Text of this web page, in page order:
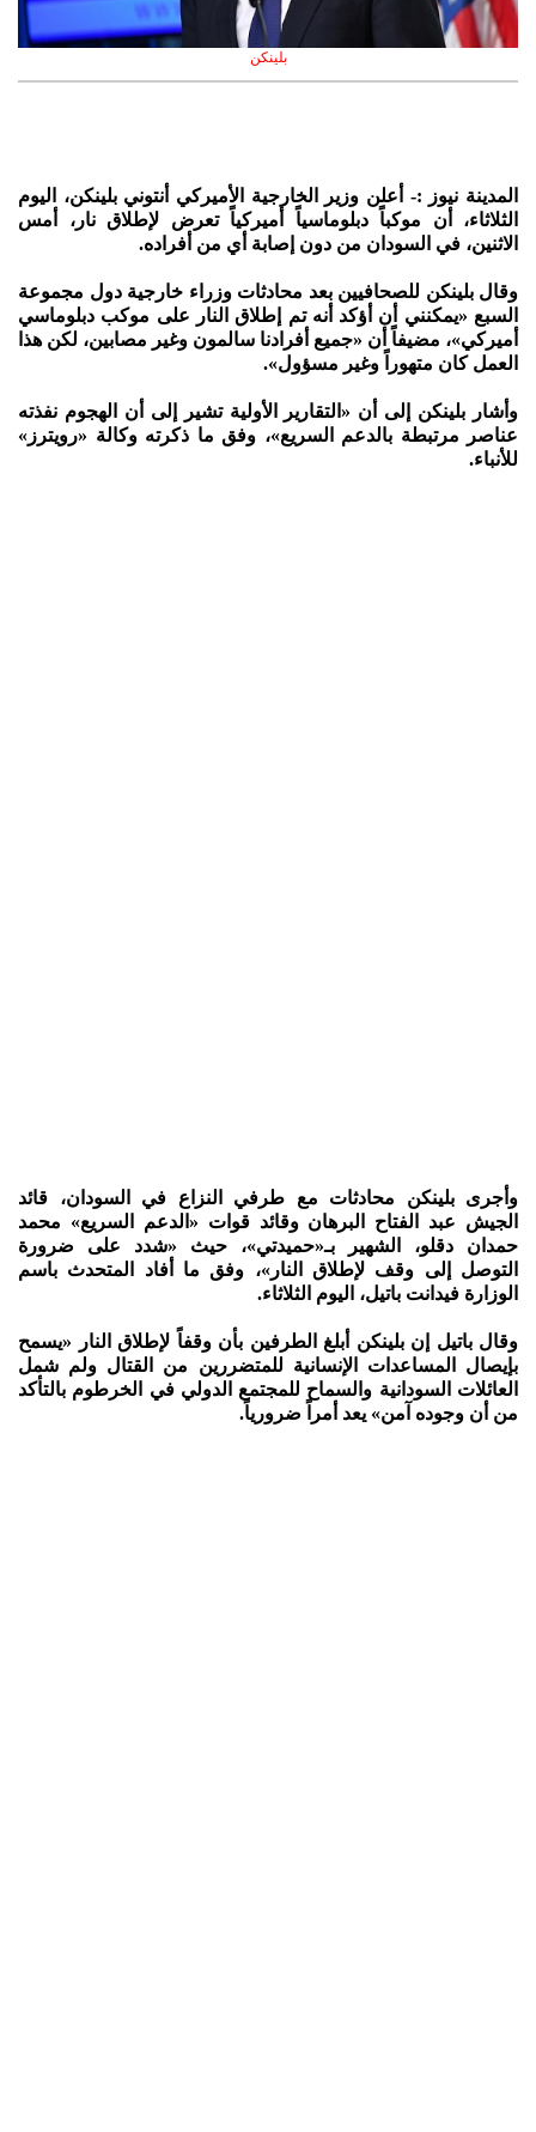
بلينكن
المدينة نيوز :- أعلن وزير الخارجية الأميركي أنتوني بلينكن، اليوم
الثلاثاء، أن موكباً دبلوماسياً أميركياً تعرض لإطلاق نار، أمس
الاثنين، في السودان من دون إصابة أي من أفراده.
وقال بلينكن للصحافيين بعد محادثات وزراء خارجية دول مجموعة
السبع «يمكنني أن أؤكد أنه تم إطلاق النار على موكب دبلوماسي
أميركي»، مضيفاً أن «جميع أفرادنا سالمون وغير مصابين، لكن هذا
العمل كان متهوراً وغير مسؤول».
وأشار بلينكن إلى أن «التقارير الأولية تشير إلى أن الهجوم نفذته
عناصر مرتبطة بالدعم السريع»، وفق ما ذكرته وكالة «رويترز»
للأنباء.
وأجرى بلينكن محادثات مع طرفي النزاع في السودان، قائد
الجيش عبد الفتاح البرهان وقائد قوات «الدعم السريع» محمد
حمدان دقلو، الشهير بـ«حميدتي»، حيث «شدد على ضرورة
التوصل إلى وقف لإطلاق النار»، وفق ما أفاد المتحدث باسم
الوزارة فيدانت باتيل، اليوم الثلاثاء.
وقال باتيل إن بلينكن أبلغ الطرفين بأن وقفاً لإطلاق النار «يسمح
بإيصال المساعدات الإنسانية للمتضررين من القتال ولم شمل
العائلات السودانية والسماح للمجتمع الدولي في الخرطوم بالتأكد
من أن وجوده آمن» يعد أمراً ضرورياً.